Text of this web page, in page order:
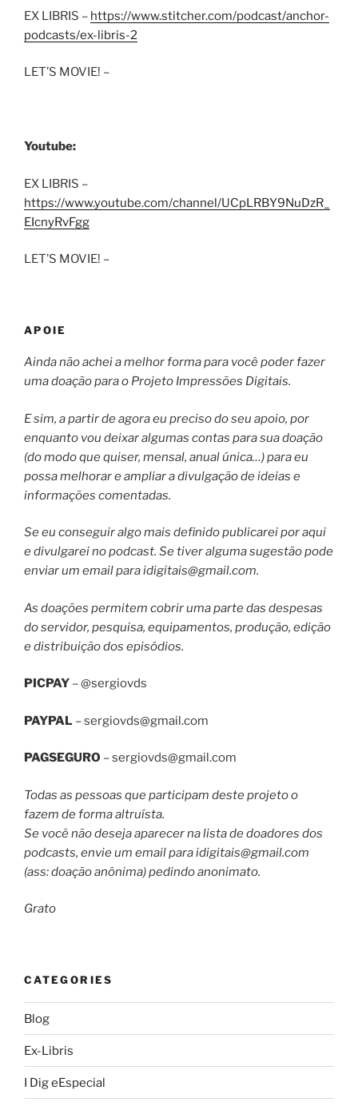
EX LIBRIS – https://www.stitcher.com/podcast/anchor-
podcasts/ex-libris-2
LET’S MOVIE! –
Youtube:
EX LIBRIS –
https://www.youtube.com/channel/UCpLRBY9NuDzR_
EIcnyRvFgg
LET’S MOVIE! –
APOIE
Ainda não achei a melhor forma para você poder fazer
uma doação para o Projeto Impressões Digitais.
E sim, a partir de agora eu preciso do seu apoio, por
enquanto vou deixar algumas contas para sua doação
(do modo que quiser, mensal, anual única…) para eu
possa melhorar e ampliar a divulgação de ideias e
informações comentadas.
Se eu conseguir algo mais definido publicarei por aqui
e divulgarei no podcast. Se tiver alguma sugestão pode
enviar um email paraidigitais@gmail.com.
As doações permitem cobrir uma parte das despesas
do servidor, pesquisa, equipamentos, produção, edição
e distribuição dos episódios.
PICPAY – @sergiovds
PAYPAL –sergiovds@gmail.com
PAGSEGURO –sergiovds@gmail.com
Todas as pessoas que participam deste projeto o
fazem de forma altruísta.
Se você não deseja aparecer na lista de doadores dos
podcasts, envie um email paraidigitais@gmail.com
(ass: doação anônima) pedindo anonimato.
Grato
CATEGORIES
Blog
Ex-Libris
I Dig eEspecial